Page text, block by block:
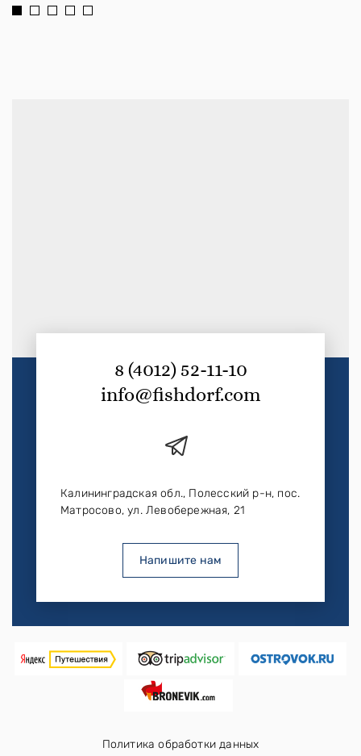
8 (4012) 52-11-10
info@fishdorf.com
Калининградская обл., Полесский р-н, пос.
Матросово, ул. Левобережная, 21
Напишите нам
Политика обработки данных